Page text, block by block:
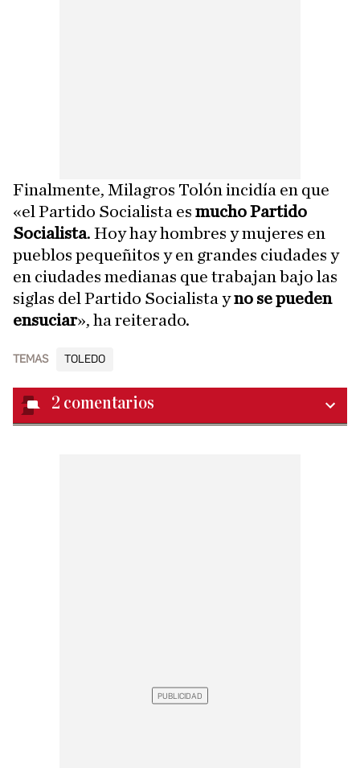
Finalmente, Milagros Tolón incidía en que
«el Partido Socialista es mucho Partido
Socialista. Hoy hay hombres y mujeres en
pueblos pequeñitos y en grandes ciudades y
en ciudades medianas que trabajan bajo las
siglas del Partido Socialista yno se pueden
ensuciar», ha reiterado.
TEMAS TOLEDO
2 comentarios